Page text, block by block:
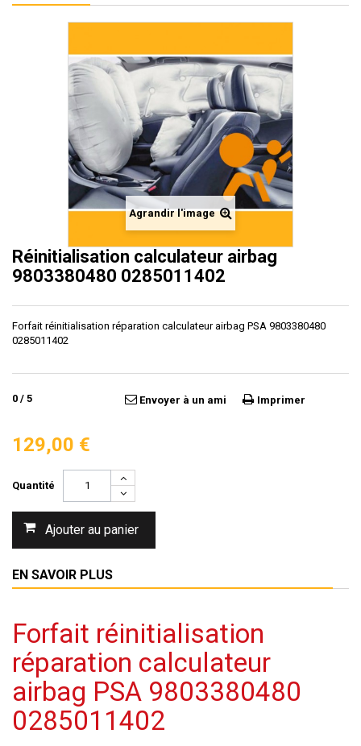
Agrandir l'image
Réinitialisation calculateur airbag
9803380480 0285011402
Forfait réinitialisation réparation calculateur airbag PSA 9803380480
0285011402
0 / 5 Envoyer à un ami Imprimer
129,00 €
Quantité
Ajouter au panier
EN SAVOIR PLUS
Forfait réinitialisation
réparation calculateur
airbag PSA 9803380480
0285011402